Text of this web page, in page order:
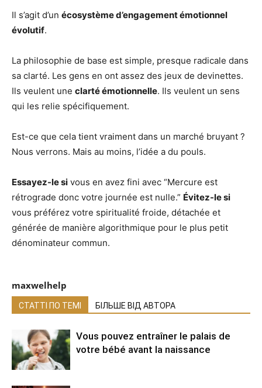
Il s’agit d’un écosystème d’engagement émotionnel
évolutif.
La philosophie de base est simple, presque radicale dans
sa clarté. Les gens en ont assez des jeux de devinettes.
Ils veulent une clarté émotionnelle. Ils veulent un sens
qui les relie spécifiquement.
Est-ce que cela tient vraiment dans un marché bruyant ?
Nous verrons. Mais au moins, l’idée a du pouls.
Essayez-le si vous en avez fini avec “Mercure est
rétrograde donc votre journée est nulle.” Évitez-le si
vous préférez votre spiritualité froide, détachée et
générée de manière algorithmique pour le plus petit
dénominateur commun.
maxwelhelp
СТАТТІ ПО ТЕМІ БІЛЬШЕ ВІД АВТОРА
Vous pouvez entraîner le palais de
votre bébé avant la naissance